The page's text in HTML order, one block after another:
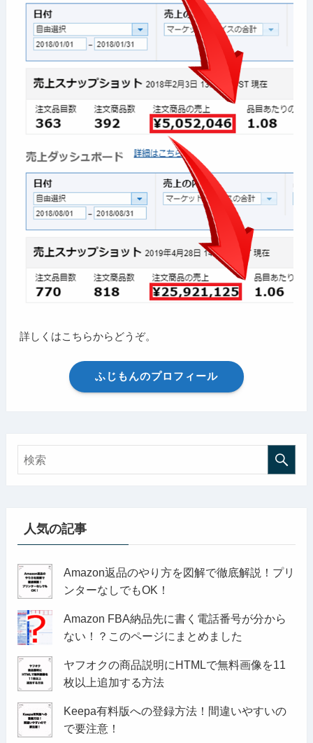
詳しくはこちらからどうぞ。
ふじもんのプロフィール
人気の記事
Amazon返品のやり方を図解で徹底解説！プリ
ンターなしでもOK！
Amazon FBA納品先に書く電話番号が分から
ない！？このページにまとめました
ヤフオクの商品説明にHTMLで無料画像を11
枚以上追加する方法
Keepa有料版への登録方法！間違いやすいの
で要注意！